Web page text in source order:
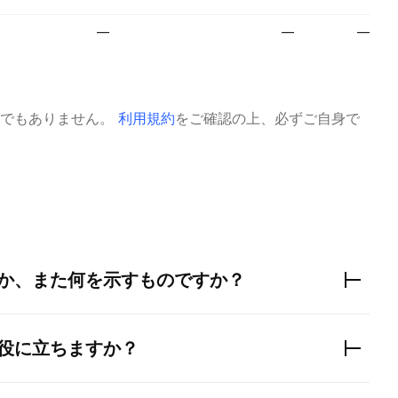
— — —
もありません。 利用規約をご確認の上、必ずご自身で
、また何を示すものですか？
に立ちますか？